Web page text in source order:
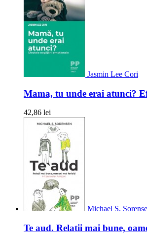
Jasmin Lee Cori
Mama, tu unde erai atunci?
42,86 lei
Michael S.
Te aud. Relatii mai bune,